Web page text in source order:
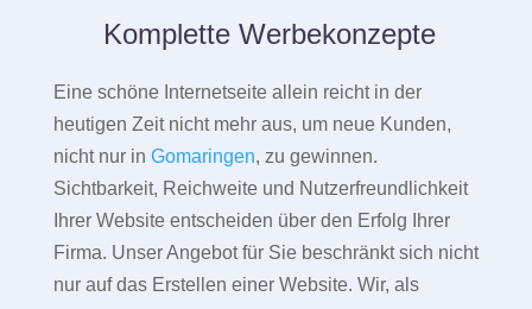
Komplette Werbekonzepte
Eine schöne Internetseite allein reicht in der
heutigen Zeit nicht mehr aus, um neue Kunden,
nicht nur in Gomaringen, zu gewinnen.
Sichtbarkeit, Reichweite und Nutzerfreundlichkeit
Ihrer Website entscheiden über den Erfolg Ihrer
Firma. Unser Angebot für Sie beschränkt sich nicht
nur auf das Erstellen einer Website. Wir, als